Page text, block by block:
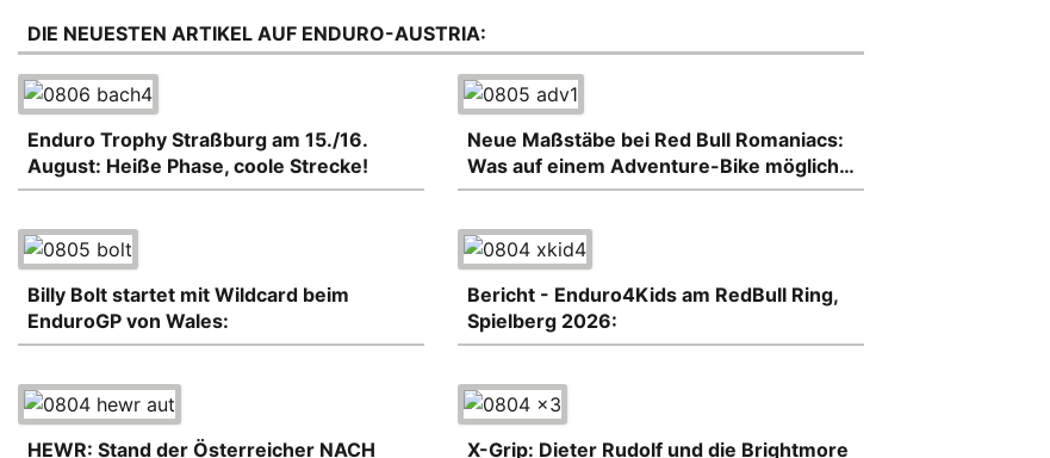
DIE NEUESTEN ARTIKEL AUF ENDURO-AUSTRIA:
Enduro Trophy Straßburg am 15./16.
August: Heiße Phase, coole Strecke!
Neue Maßstäbe bei Red Bull Romaniacs:
Was auf einem Adventure-Bike möglich…
Billy Bolt startet mit Wildcard beim
EnduroGP von Wales:
Bericht - Enduro4Kids am RedBull Ring,
Spielberg 2026:
HEWR: Stand der Österreicher NACH
X-Grip: Dieter Rudolf und die Brightmore